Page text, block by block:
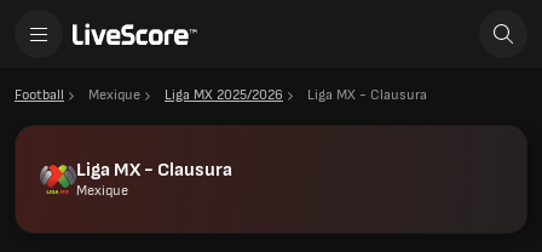
Football Mexique Liga MX 2025/2026 Liga MX - Clausura
Liga MX - Clausura
Mexique